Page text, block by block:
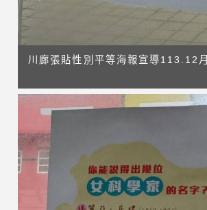
川廊張貼性別平等海報宣導113.12月